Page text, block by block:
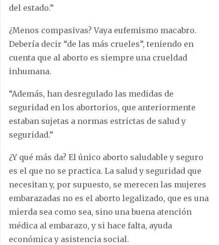
del estado.”
¿Menos compasivas? Vaya eufemismo macabro.
Debería decir “de las más crueles”, teniendo en
cuenta que al aborto es siempre una crueldad
inhumana.
“Además, han desregulado las medidas de
seguridad en los abortorios, que anteriormente
estaban sujetas a normas estrictas de salud y
seguridad.”
¿Y qué más da? El único aborto saludable y seguro
es el que no se practica. La salud y seguridad que
necesitan y, por supuesto, se merecen las mujeres
embarazadas no es el aborto legalizado, que es una
mierda sea como sea, sino una buena atención
médica al embarazo, y si hace falta, ayuda
económica y asistencia social.